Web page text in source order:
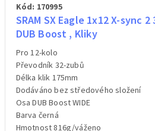
Kód: 170995
SRAM SX Eagle 1x12 X-sync
DUB Boost , Kliky
Pro 12-kolo
Převodník 32-zubů
Délka klik 175mm
Dodáváno bez středového složení
Osa DUB Boost WIDE
Barva černá
Hmotnost 816g/váženo